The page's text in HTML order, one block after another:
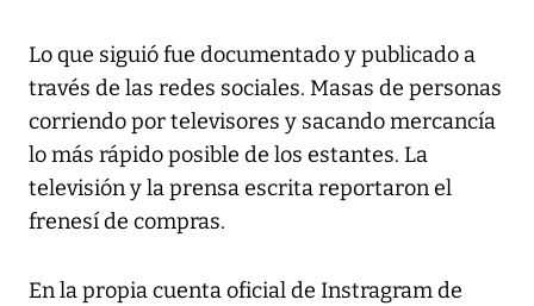
Lo que siguió fue documentado y publicado a
través de las redes sociales. Masas de personas
corriendo por televisores y sacando mercancía
lo más rápido posible de los estantes. La
televisión y la prensa escrita reportaron el
frenesí de compras.
En la propia cuenta oficial de Instragram de